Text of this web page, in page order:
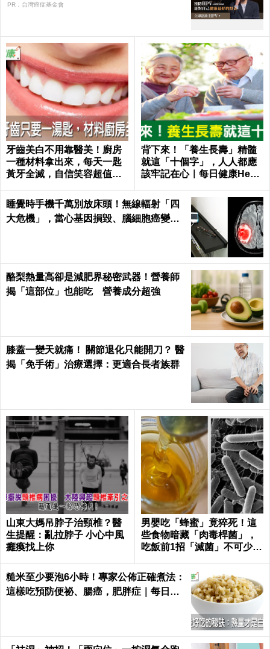
PR．台灣癌症基金會
牙齒美白不用靠醫美！廚房
一種材料拿出來，每天一匙
黃牙全滅，自信笑容超值｜
背下來！「養生長壽」精髓
就這「十個字」，人人都應
該牢記在心｜每日健康Healt
睡覺時手機千萬別放床頭！無線輻射「四
大危機」，當心基因損毀、腦細胞癌變！
酪梨熱量高卻是減肥界秘密武器！營養師
揭「這部位」也能吃 營養成分超強
膝蓋一變天就痛！ 關節退化只能開刀？ 醫
揭「免手術」治療選擇：更適合長者族群
山東大媽吊脖子治頸椎？醫
生提醒：亂拉脖子 小心中風
癱瘓找上你
男嬰吃「蜂蜜」竟猝死！這
些食物暗藏「肉毒桿菌」，
吃飯前1招「滅菌」不可少｜
糙米至少要泡6小時！專家公佈正確煮法：
這樣吃預防便祕、腸癌，肥胖症｜每日健